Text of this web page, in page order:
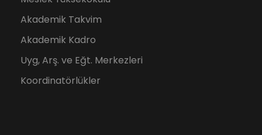
Akademik Takvim
Akademik Kadro
Uyg, Arş. ve Eğt. Merkezleri
Koordinatörlükler